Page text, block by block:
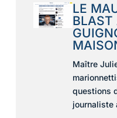
LE
BLAST
Maître
questions
journaliste